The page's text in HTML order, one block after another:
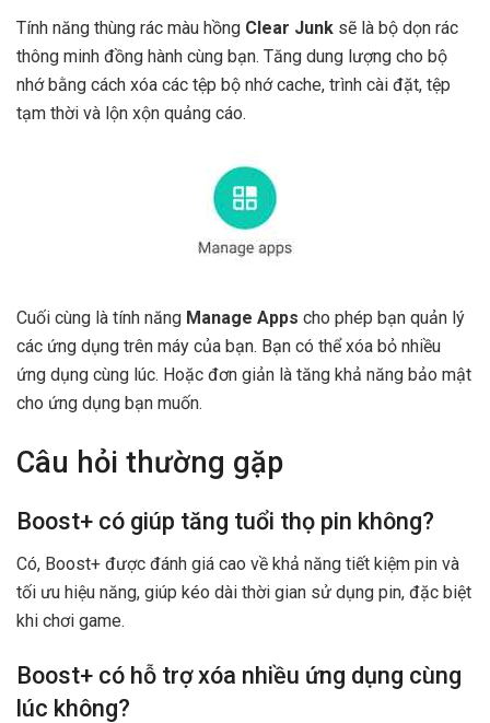
Tính năng thùng rác màu hồng Clear Junk sẽ là bộ dọn rác
thông minh đồng hành cùng bạn. Tăng dung lượng cho bộ
nhớ bằng cách xóa các tệp bộ nhớ cache, trình cài đặt, tệp
tạm thời và lộn xộn quảng cáo.
Cuối cùng là tính năng Manage Apps cho phép bạn quản lý
các ứng dụng trên máy của bạn. Bạn có thể xóa bỏ nhiều
ứng dụng cùng lúc. Hoặc đơn giản là tăng khả năng bảo mật
cho ứng dụng bạn muốn.
Câu hỏi thường gặp
Boost+ có giúp tăng tuổi thọ pin không?
Có, Boost+ được đánh giá cao về khả năng tiết kiệm pin và
tối ưu hiệu năng, giúp kéo dài thời gian sử dụng pin, đặc biệt
khi chơi game.
Boost+ có hỗ trợ xóa nhiều ứng dụng cùng
lúc không?